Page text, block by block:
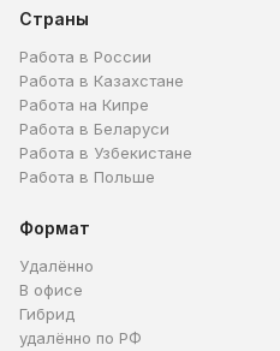
Страны
Работа в России
Работа в Казахстане
Работа на Кипре
Работа в Беларуси
Работа в Узбекистане
Работа в Польше
Формат
Удалённо
В офисе
Гибрид
удалённо по РФ